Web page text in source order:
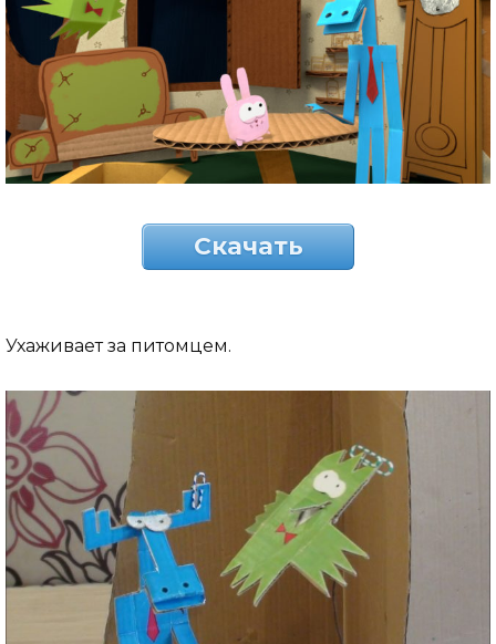
Скачать
Ухаживает за питомцем.